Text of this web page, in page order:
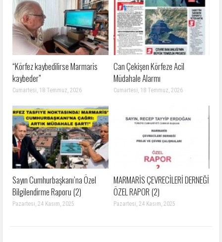
“Körfez kaybedilirse Marmaris
kaybeder”
Cumartesi, 18 Temmuz, 2026
Can Çekişen Körfeze Acil
Müdahale Alarmı
Cumartesi, 18 Temmuz, 2026
Sayın Cumhurbaşkanı’na Özel
Bilgilendirme Raporu (2)
Pazartesi, 24 Kasım, 2025
MARMARİS ÇEVRECİLERİ DERNEĞİ
ÖZEL RAPOR (2)
Pazartesi, 24 Kasım, 2025